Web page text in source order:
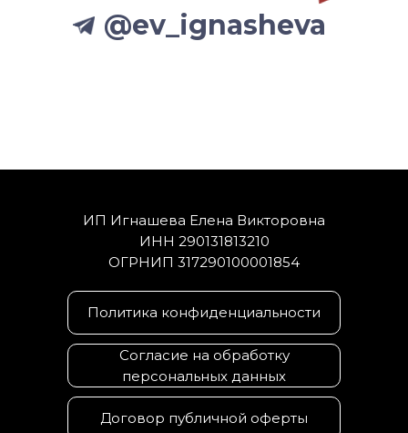
@ev_ignasheva
ИП Игнашева Елена Викторовна
ИНН 290131813210
ОГРНИП 317290100001854
Политика конфиденциальности
Согласие на обработку
персональных данных
Договор публичной оферты